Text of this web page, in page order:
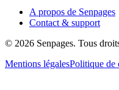
A propos de Senpages
Contact & support
© 2026 Senpages. Tous
Mentions légalesPolitique de